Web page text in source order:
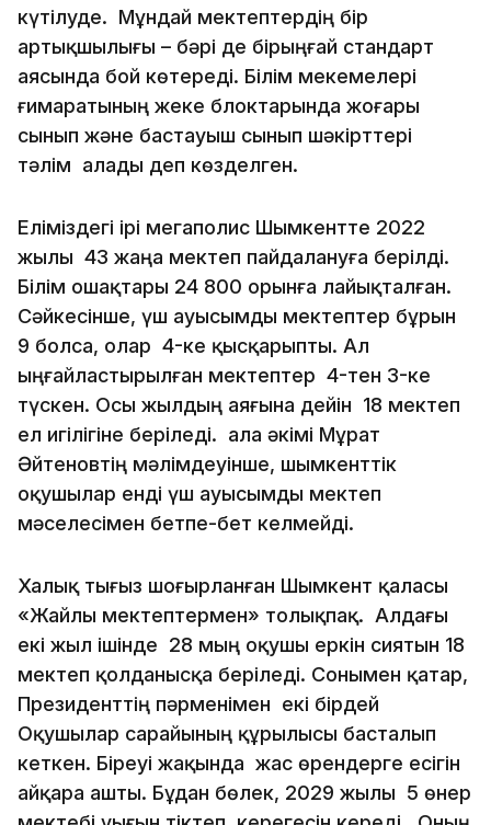
күтілуде. Мұндай мектептердің бір
артықшылығы – бәрі де бірыңғай стандарт
аясында бой көтереді. Білім мекемелері
ғимаратының жеке блоктарында жоғары
сынып және бастауыш сынып шәкірттері
тәлім алады деп көзделген.
Еліміздегі ірі мегаполис Шымкентте 2022
жылы 43 жаңа мектеп пайдалануға берілді.
Білім ошақтары 24 800 орынға лайықталған.
Сәйкесінше, үш ауысымды мектептер бұрын
9 болса, олар 4-ке қысқарыпты. Ал
ыңғайластырылған мектептер 4-тен 3-ке
түскен. Осы жылдың аяғына дейін 18 мектеп
ел игілігіне беріледі. Қала әкімі Мұрат
Әйтеновтің мәлімдеуінше, шымкенттік
оқушылар енді үш ауысымды мектеп
мәселесімен бетпе-бет келмейді.
Халық тығыз шоғырланған Шымкент қаласы
«Жайлы мектептермен» толықпақ. Алдағы
екі жыл ішінде 28 мың оқушы еркін сиятын 18
мектеп қолданысқа беріледі. Сонымен қатар,
Президенттің пәрменімен екі бірдей
Оқушылар сарайының құрылысы басталып
кеткен. Біреуі жақында жас өрендерге есігін
айқара ашты. Бұдан бөлек, 2029 жылы 5 өнер